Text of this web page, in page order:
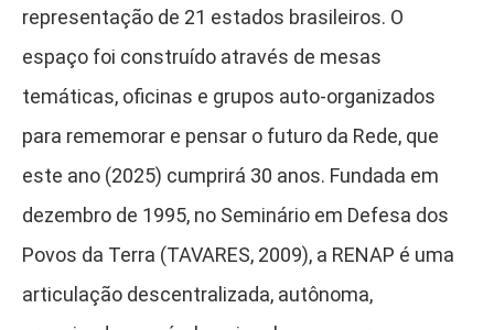
representação de 21 estados brasileiros. O
espaço foi construído através de mesas
temáticas, oficinas e grupos auto-organizados
para rememorar e pensar o futuro da Rede, que
este ano (2025) cumprirá 30 anos. Fundada em
dezembro de 1995, no Seminário em Defesa dos
Povos da Terra (TAVARES, 2009), a RENAP é uma
articulação descentralizada, autônoma,